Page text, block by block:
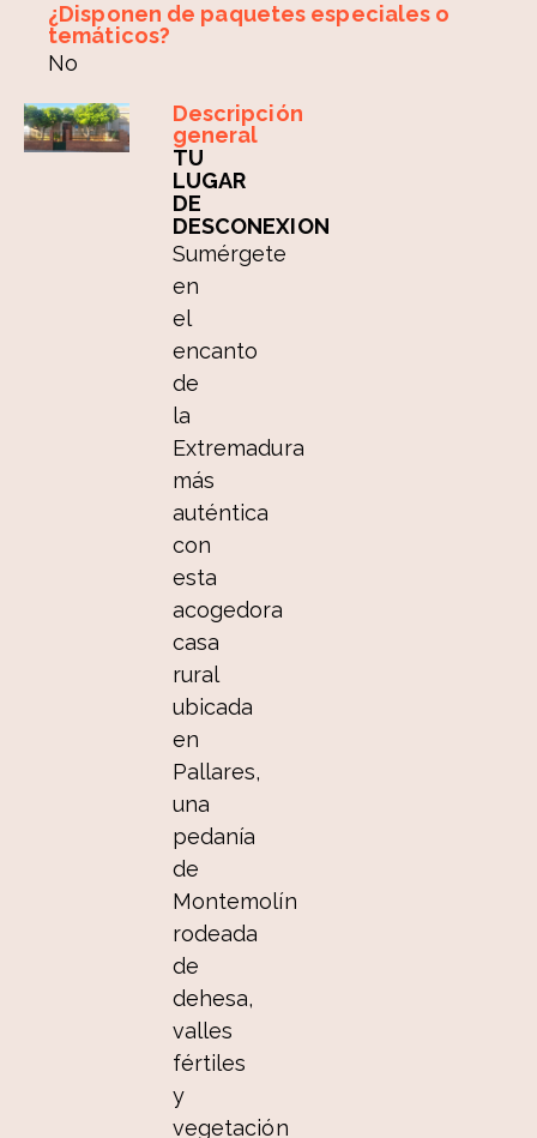
¿Disponen de paquetes especiales o
temáticos?
No
Descripción
general
TU
LUGAR
DE
DESCONEXION
Sumérgete
en
el
encanto
de
la
Extremadura
más
auténtica
con
esta
acogedora
casa
rural
ubicada
en
Pallares,
una
pedanía
de
Montemolín
rodeada
de
dehesa,
valles
fértiles
y
vegetación